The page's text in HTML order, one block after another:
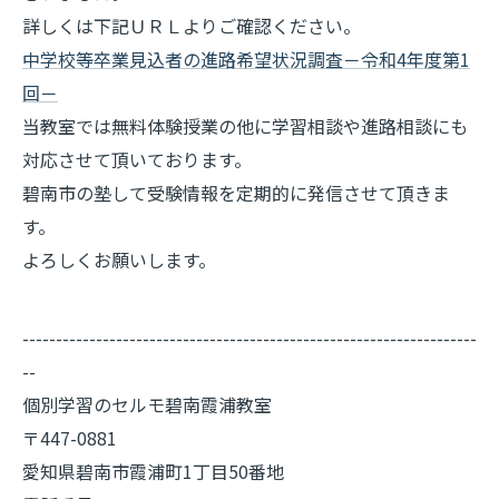
詳しくは下記ＵＲＬよりご確認ください。
中学校等卒業見込者の進路希望状況調査－令和4年度第1
回－
当教室では無料体験授業の他に学習相談や進路相談にも
対応させて頂いております。
碧南市の塾して受験情報を定期的に発信させて頂きま
す。
よろしくお願いします。
--------------------------------------------------------------------
--
個別学習のセルモ碧南霞浦教室
〒447-0881
愛知県碧南市霞浦町1丁目50番地